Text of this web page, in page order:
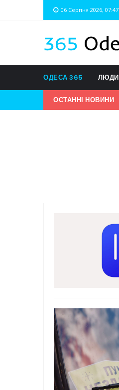
06 Серпня 2026, 07:47
ОДЕСА 365 ЛЮДИ
ОСТАННІ НОВИНИ